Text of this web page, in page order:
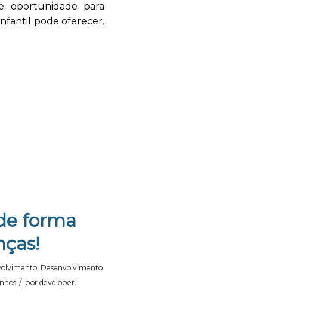
oportunidade para
pode oferecer.
forma
, Desenvolvimento
/ por developer.1